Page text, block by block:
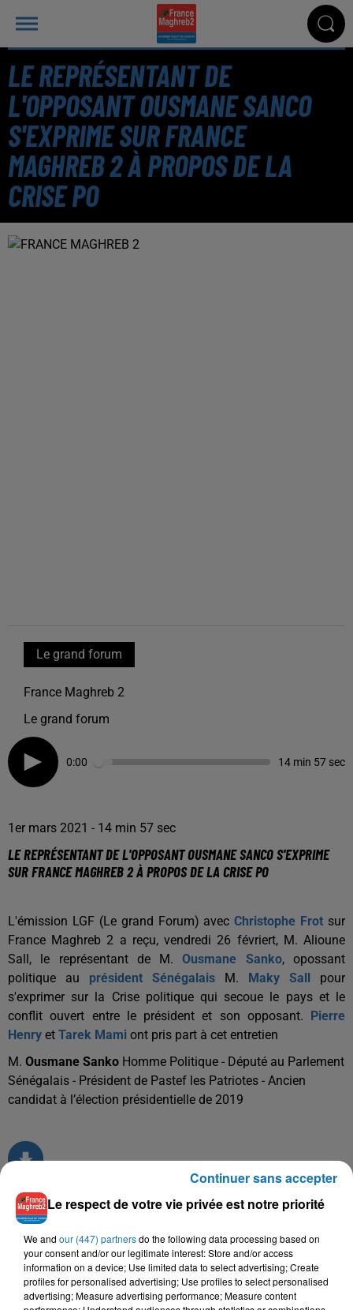
LE REPRÉSENTANT DE
L'OPPOSANT OUSMANE SANCO
S'EXPRIME SUR FRANCE
MAGHREB 2 À PROPOS DE LA
CRISE PO
Le grand forum
France Maghreb 2
Le grand forum
0:00 14 min 57 sec
1er mars 2021 - 14 min 57 sec
LE REPRÉSENTANT DE L'OPPOSANT OUSMANE SANCO S'EXPRIME
SUR FRANCE MAGHREB 2 À PROPOS DE LA CRISE PO
L'émission LGF (Le grand Forum) avecChristophe Frot sur
France Maghreb 2 a reçu, vendredi 26 févriert, M. Alioune
Sall, le représentant de M.Ousmane Sanko, opossant
politique au président Sénégalais M. Maky Sall pour
s'exprimer sur la Crise politique qui secoue le pays et le
conflit ouvert entre le président et son opposant. Pierre
Henry et Tarek Mami ont pris part à cet entretien
M. Ousmane Sanko Homme Politique - Député au Parlement
Sénégalais - Président de Pastef les Patriotes - Ancien
candidat à l’élection présidentielle de 2019
TITRES DIFFUSÉS
18h25
18h25 18h15
18h15 18h12
18h12
Le respect de votre vie privée est notre priorité
We and our (447) partnersdo the following data processing based on
your consent and/or our legitimate interest: Store and/or access
information on a device; Use limited data to select advertising; Create
profiles for personalised advertising; Use profiles to select personalised
advertising; Measure advertising performance; Measure content
Continuer sans accepter